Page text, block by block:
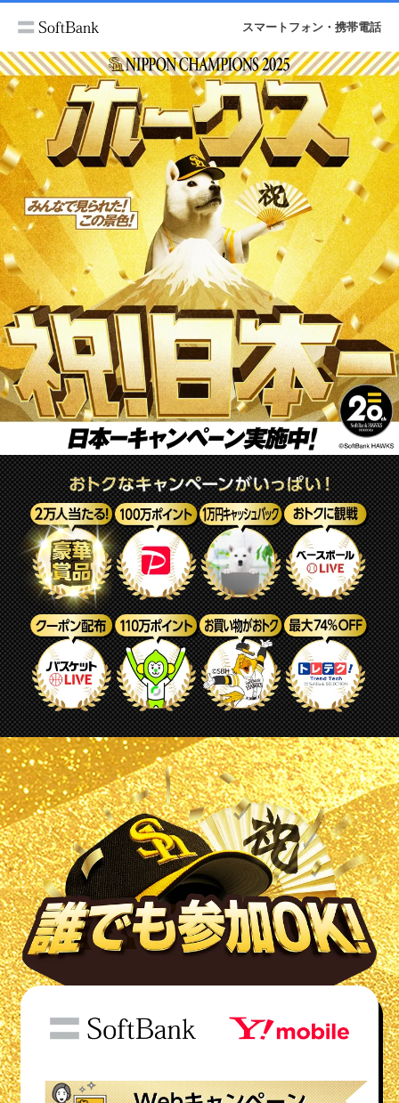
スマートフォン・携帯電話